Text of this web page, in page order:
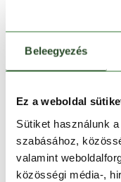
Beleegyezés
Ez a weboldal
Sütiket használunk
szabásához,
valamint
közösségi média-,
Szín: fekete
30 napos
1-2